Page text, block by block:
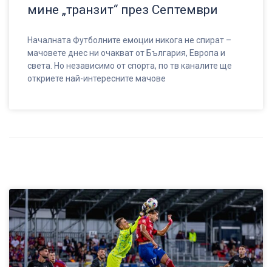
мине „транзит“ през Септември
Началната Футболните емоции никога не спират –
мачовете днес ни очакват от България, Европа и
света. Но независимо от спорта, по тв каналите ще
откриете най-интересните мачове